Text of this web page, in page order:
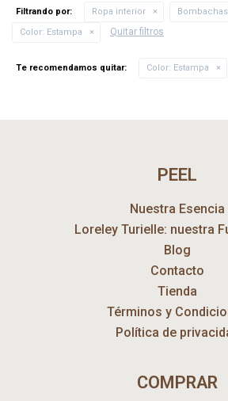
Filtrando por: Ropa interior
Bombachas
Color: Estampa Quitar filtros
Te recomendamos quitar: Color: Estampa
PEEL
Nuestra Esencia
Loreley Turielle: nuestra
Blog
Contacto
Tienda
Términos y
Política de
COMPRAR